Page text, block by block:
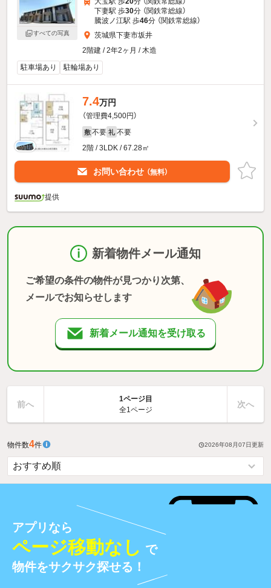
すべての写真
下妻駅 歩30分 （関鉄常総線）
騰波ノ江駅 歩46分 （関鉄常総線）
茨城県下妻市坂井
2階建 / 2年2ヶ月 / 木造
駐車場あり
駐輪場あり
7.4万円
（管理費4,500円）
敷 不要 礼 不要
2階 / 3LDK / 67.28㎡
お問い合わせ （無料）
提供
新着物件メール通知
ご希望の条件の物件が見つかり次第、
メールでお知らせします
新着メール通知を受け取る
前へ
1ページ目
全1ページ
次へ
物件数4件 2026年08月07日更新
アプリなら
ページ移動なし で
物件をサクサク探せる！